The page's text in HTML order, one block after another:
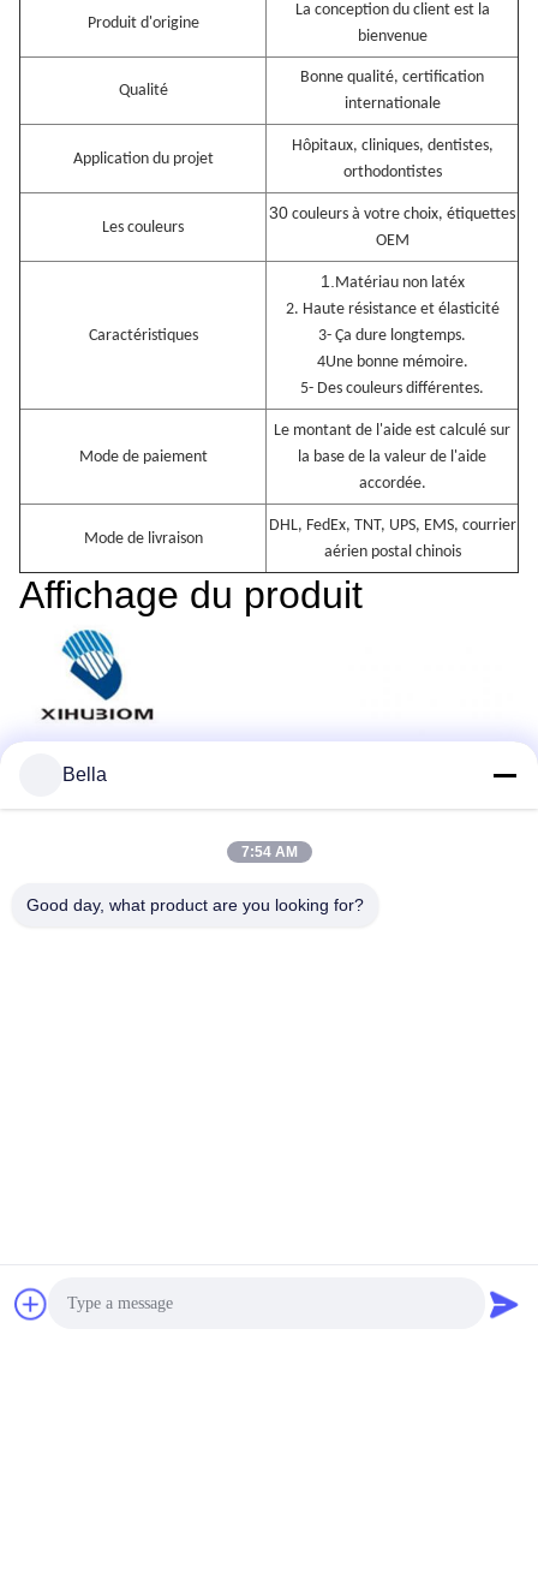
Produit d'origine
La conception du client est la
bienvenue
Qualité
Bonne qualité, certification
internationale
Application du projet
Hôpitaux, cliniques, dentistes,
orthodontistes
Les couleurs
30 couleurs à votre choix, étiquettes
OEM
Caractéristiques
1.Matériau non latéx
2. Haute résistance et élasticité
3- Ça dure longtemps.
4Une bonne mémoire.
5- Des couleurs différentes.
Mode de paiement
Le montant de l'aide est calculé sur
la base de la valeur de l'aide
accordée.
Mode de livraison
DHL, FedEx, TNT, UPS, EMS, courrier
aérien postal chinois
Affichage du produit
Bella
7:54 AM
Good day, what product are you looking for?